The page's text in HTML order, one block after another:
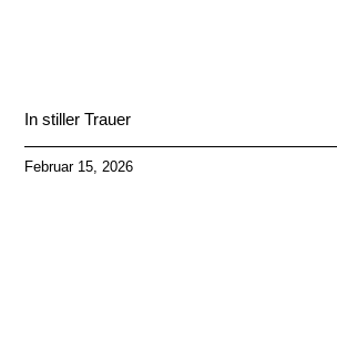
In stiller Trauer
Februar 15, 2026